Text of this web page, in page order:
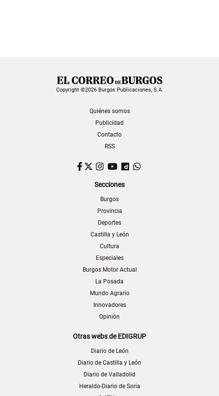
Copyright ©2026 Burgos Publicaciones, S.A.
Quiénes somos
Publicidad
Contacto
RSS
Facebook
TwitterInstagram
YouTubeDailymotion
Secciones
Burgos
Provincia
Deportes
Castilla y León
Cultura
Especiales
Burgos Motor Actual
La Posada
Mundo Agrario
Innovadores
Opinión
Otras webs de EDIGRUP
Diario de León
Diario de Castilla y León
Diario de Valladolid
Heraldo-Diario de Soria